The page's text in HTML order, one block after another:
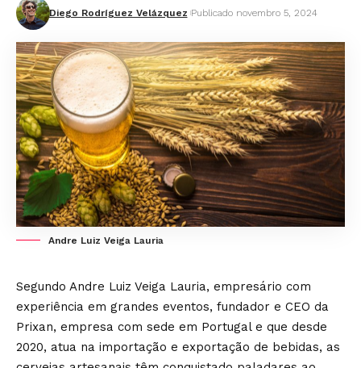
Diego Rodríguez Velázquez Publicado novembro 5, 2024
Andre Luiz Veiga Lauria
Segundo Andre Luiz Veiga Lauria, empresário com
experiência em grandes eventos, fundador e CEO da
Prixan, empresa com sede em Portugal e que desde
2020, atua na importação e exportação de bebidas, as